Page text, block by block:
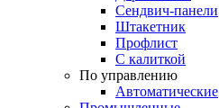
Сендвич-панели
Штакетник
Профлист
С калиткой
По управлению
Автоматические